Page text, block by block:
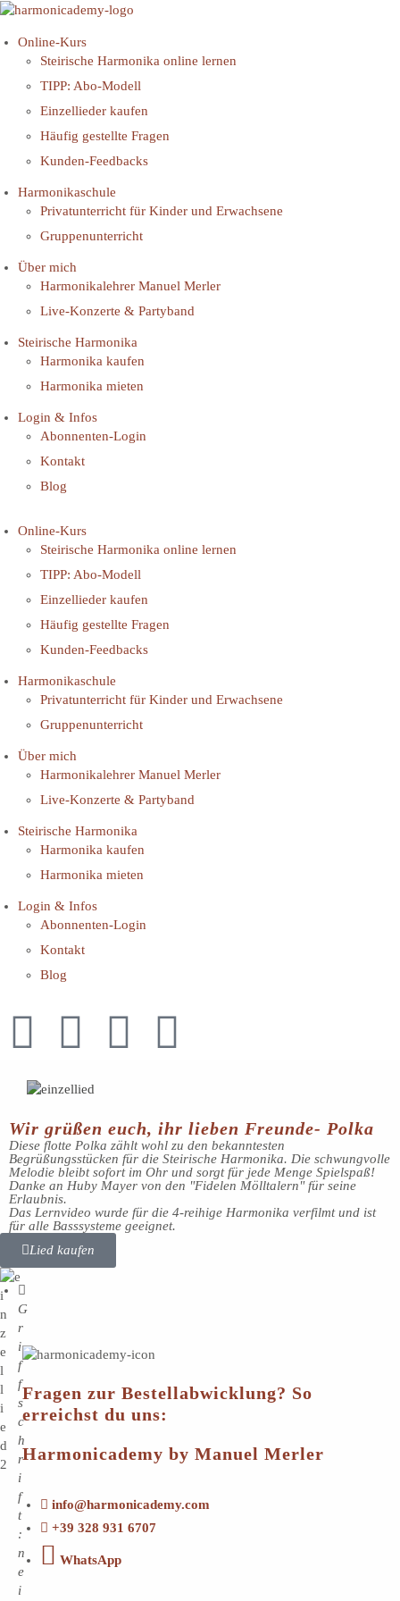
Online-Kurs
Steirische Harmonika online lernen
TIPP: Abo-Modell
Einzellieder kaufen
Häufig gestellte Fragen
Kunden-Feedbacks
Harmonikaschule
Privatunterricht für Kinder und Erwachsene
Gruppenunterricht
Über mich
Harmonikalehrer Manuel Merler
Live-Konzerte & Partyband
Steirische Harmonika
Harmonika kaufen
Harmonika mieten
Login & Infos
Abonnenten-Login
Kontakt
Blog
Online-Kurs
Steirische Harmonika online lernen
TIPP: Abo-Modell
Einzellieder kaufen
Häufig gestellte Fragen
Kunden-Feedbacks
Harmonikaschule
Privatunterricht für Kinder und Erwachsene
Gruppenunterricht
Über mich
Harmonikalehrer Manuel Merler
Live-Konzerte & Partyband
Steirische Harmonika
Harmonika kaufen
Harmonika mieten
Login & Infos
Abonnenten-Login
Kontakt
Blog
Wir grüßen euch, ihr lieben Freunde- Polka
Diese flotte Polka zählt wohl zu den bekanntesten
Begrüßungsstücken für die Steirische Harmonika. Die schwungvolle
Melodie bleibt sofort im Ohr und sorgt für jede Menge Spielspaß!
Danke an Huby Mayer von den "Fidelen Mölltalern" für seine
Erlaubnis.
Das Lernvideo wurde für die 4-reihige Harmonika verfilmt und ist
für alle Basssysteme geeignet.
Lied kaufen
G
r
i
f
f
s
c
h
r
i
f
t
:
n
e
i
Fragen zur Bestellabwicklung? So
erreichst du uns:
Harmonicademy by Manuel Merler
info@harmonicademy.com
+39 328 931 6707
WhatsApp